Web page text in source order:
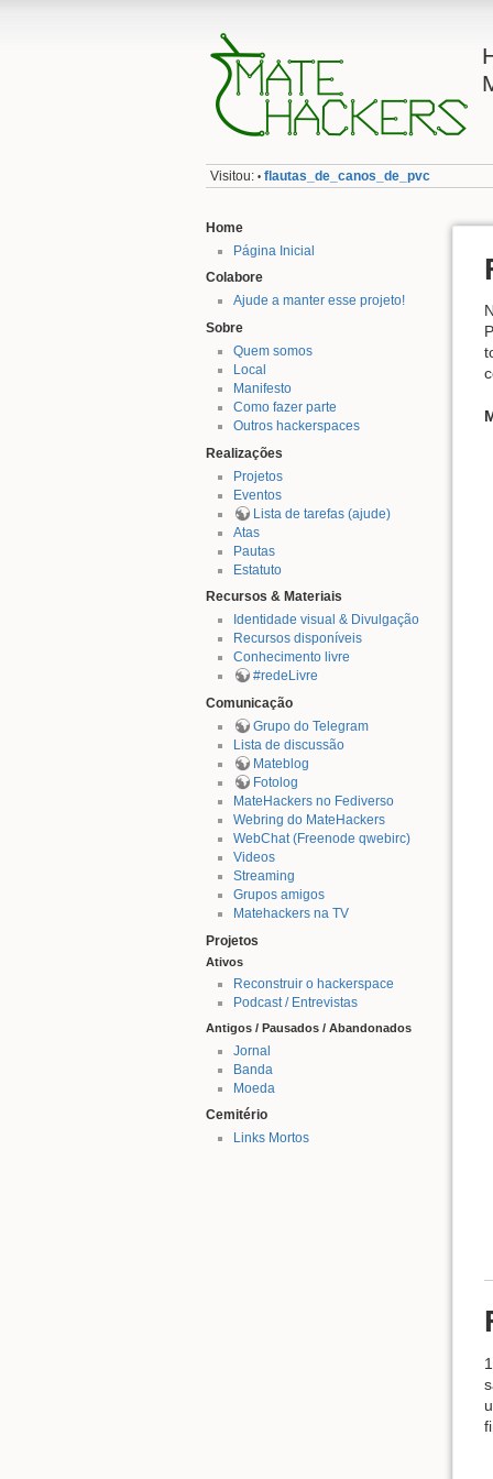
Visitou: • flautas_de_canos_de_pvc
Home
Página Inicial
Colabore
Ajude a manter esse projeto!
Sobre
Quem somos
Local
Manifesto
Como fazer parte
Outros hackerspaces
Realizações
Projetos
Eventos
Lista de tarefas (ajude)
Atas
Pautas
Estatuto
Recursos & Materiais
Identidade visual & Divulgação
Recursos disponíveis
Conhecimento livre
#redeLivre
Comunicação
Grupo do Telegram
Lista de discussão
Mateblog
Fotolog
MateHackers no Fediverso
Webring do MateHackers
WebChat (Freenode qwebirc)
Videos
Streaming
Grupos amigos
Matehackers na TV
Projetos
Ativos
Reconstruir o hackerspace
Podcast / Entrevistas
Antigos / Pausados / Abandonados
Jornal
Banda
Moeda
Cemitério
Links Mortos